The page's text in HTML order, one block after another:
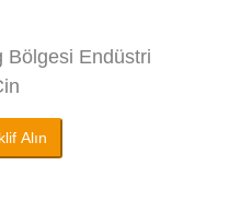
Bölgesi Endüstri
Alın